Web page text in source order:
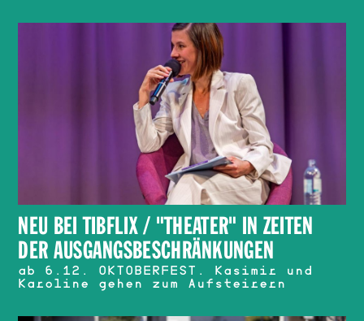
NEU BEI TIBFLIX / "THEATER" IN ZEITEN
DER AUSGANGSBESCHRÄNKUNGEN
ab 6.12. OKTOBERFEST. Kasimir und
Karoline gehen zum Aufsteirern